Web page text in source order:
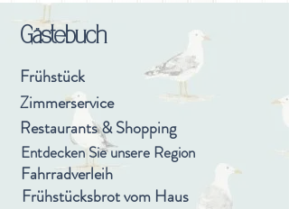
Gästebuch
Frühstück
Zimmerservice
Restaurants & Shopping
Entdecken Sie unsere Region
Fahrradverleih
Frühstücksbrot vom Haus